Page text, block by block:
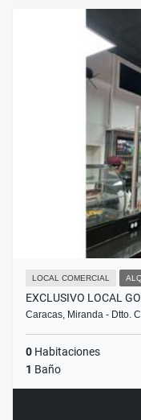
LOCAL COMERCIAL
EXCLUSIVO LOCAL
Caracas, Miranda - Dtto.
0 Habitaciones
1 Baño